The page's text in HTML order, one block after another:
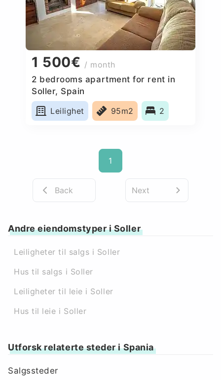
1 500€ / month
2 bedrooms apartment for rent in
Soller, Spain
Leilighet
95m2 2
1
Back Next
Andre eiendomstyper i Soller
Leiligheter til salgs i Soller
Hus til salgs i Soller
Leiligheter til leie i Soller
Hus til leie i Soller
Utforsk relaterte steder i Spania
Salgssteder